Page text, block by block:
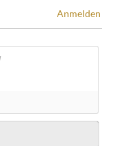
Anmelden